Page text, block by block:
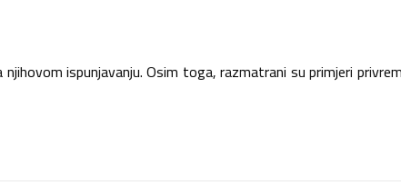
ispunjavanju. Osim toga, razmatrani su primjeri